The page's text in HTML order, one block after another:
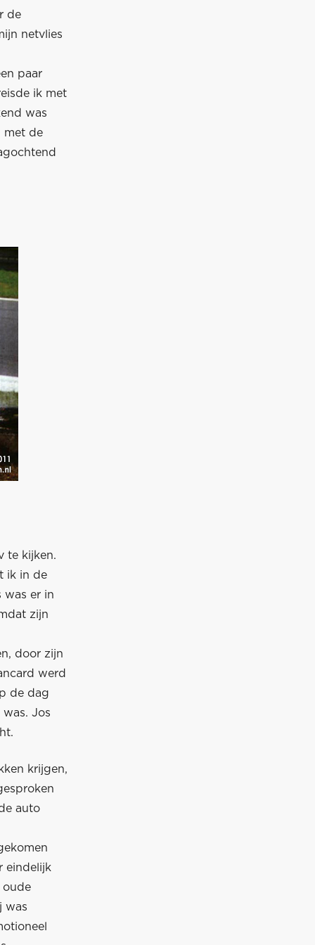
de
netvlies
paar
ik met
was
met de
te kijken.
ik in de
was er in
zijn
door zijn
werd
de dag
Jos
krijgen,
auto
eindelijk
oude
was